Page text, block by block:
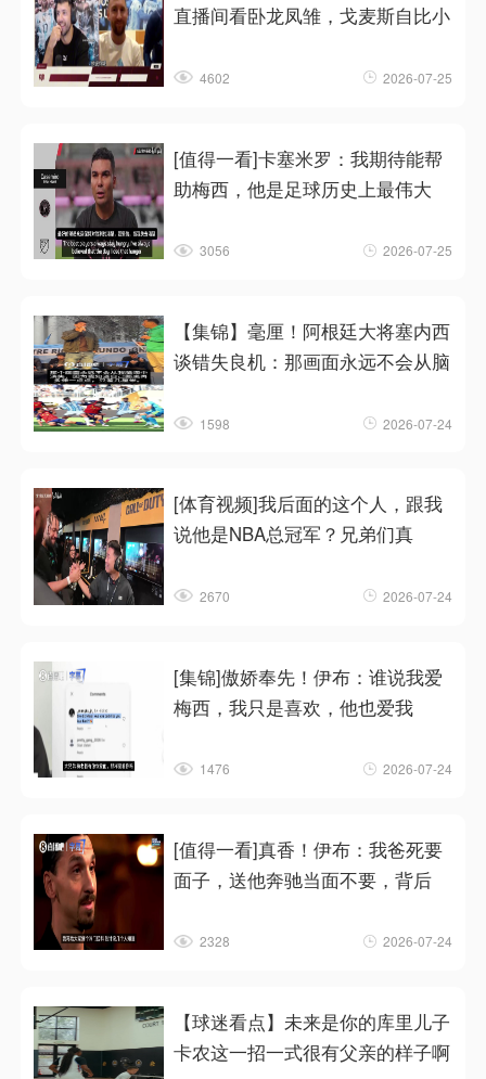
直播间看卧龙凤雏，戈麦斯自比小
4602 2026-07-25
[值得一看]卡塞米罗：我期待能帮
助梅西，他是足球历史上最伟大
3056 2026-07-25
【集锦】毫厘！阿根廷大将塞内西
谈错失良机：那画面永远不会从脑
1598 2026-07-24
[体育视频]我后面的这个人，跟我
说他是NBA总冠军？兄弟们真
2670 2026-07-24
[集锦]傲娇奉先！伊布：谁说我爱
梅西，我只是喜欢，他也爱我
1476 2026-07-24
[值得一看]真香！伊布：我爸死要
面子，送他奔驰当面不要，背后
2328 2026-07-24
【球迷看点】未来是你的库里儿子
卡农这一招一式很有父亲的样子啊